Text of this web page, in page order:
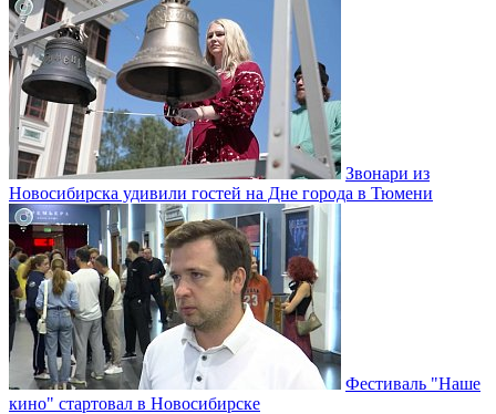
Звонари из
Новосибирска удивили гостей на Дне города в Тюмени
Фестиваль "Наше
кино" стартовал в Новосибирске